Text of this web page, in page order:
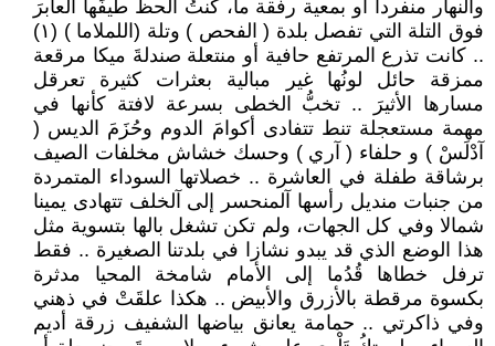
والنهار منفردا أو بمعية رفقة ما، كنتُ ألحظُ طيفَها العابرَ
فوق التلة التي تفصل بلدة ( الفحص ) وتلة (اللملاما ) (١)
.. كانت تذرع المرتفع حافية أو منتعلة صندلةَ ميكا مرقعة
ممزقة حائل لونُها غير مبالية بعثرات كثيرة تعرقل
مسارها الأثيرَ .. تخبُّ الخطى بسرعة لافتة كأنها في
مهمة مستعجلة تنط تتفادى أكوامَ الدوم وحُزَمَ الديس (
آدْلَسْ ) و حلفاء ( آري ) وحسك خشاش مخلفات الصيف
برشاقة طفلة في العاشرة .. خصلاتها السوداء المتمردة
من جنبات منديل رأسها آلمنحسر إلى آلخلف تتهادى يمينا
شمالا وفي كل الجهات، ولم تكن تشغل بالها بتسوية مثل
هذا الوضع الذي قد يبدو نشازا في بلدتنا الصغيرة .. فقط
ترفل خطاها قُدُما إلى الأمام شامخة المحيا مدثرة
بكسوة مرقطة بالأزرق والأبيض .. هكذا علقَتْ في ذهني
وفي ذاكرتي .. حمامة يعانق بياضها الشفيف زرقة أديم